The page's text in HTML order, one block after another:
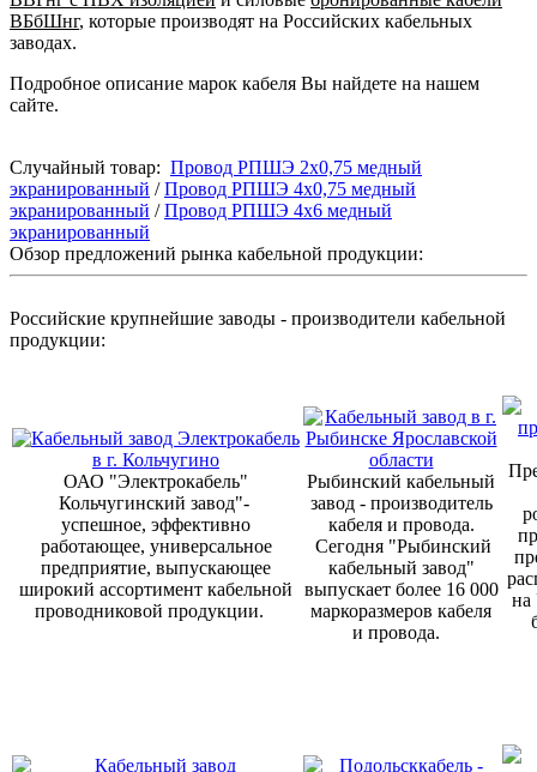
ВБбШнг, которые производят на Российских кабельных
заводах.
Подробное описание марок кабеля Вы найдете на нашем
сайте.
Случайный товар: Провод РПШЭ 2х0,75 медный
экранированный /Провод РПШЭ 4х0,75 медный
экранированный /Провод РПШЭ 4x6 медный
экранированный
Обзор предложений рынка кабельной продукции:
Российские крупнейшие заводы - производители кабельной
продукции:
ОАО "Электрокабель"
Кольчугинский завод"-
успешное, эффективно
работающее, универсальное
предприятие, выпускающее
широкий ассортимент кабельной
проводниковой продукции.
Рыбинский кабельный
завод - производитель
кабеля и провода.
Сегодня "Рыбинский
кабельный завод"
выпускает более 16 000
маркоразмеров кабеля
и провода.
на